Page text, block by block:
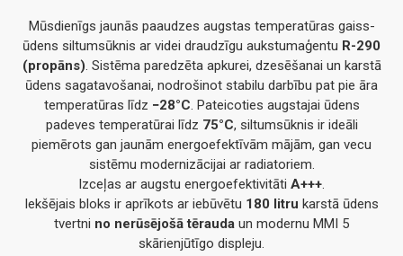
Mūsdienīgs jaunās paaudzes augstas temperatūras gaiss-
ūdens siltumsūknis ar videi draudzīgu aukstumaģentu R-290
(propāns). Sistēma paredzēta apkurei, dzesēšanai un karstā
ūdens sagatavošanai, nodrošinot stabilu darbību pat pie āra
temperatūras līdz −28°C. Pateicoties augstajai ūdens
padeves temperatūrai līdz 75°C, siltumsūknis ir ideāli
piemērots gan jaunām energoefektīvām mājām, gan vecu
sistēmu modernizācijai ar radiatoriem.
Izceļas ar augstu energoefektivitāti A+++.
Iekšējais bloks ir aprīkots ar iebūvētu 180 litru karstā ūdens
tvertni no nerūsējošā tērauda un modernu MMI 5
skārienjūtīgo displeju.